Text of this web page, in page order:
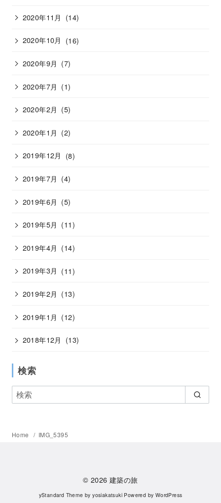
2020年11月 (14)
2020年10月 (16)
2020年9月 (7)
2020年7月 (1)
2020年2月 (5)
2020年1月 (2)
2019年12月 (8)
2019年7月 (4)
2019年6月 (5)
2019年5月 (11)
2019年4月 (14)
2019年3月 (11)
2019年2月 (13)
2019年1月 (12)
2018年12月 (13)
検索
Home IMG_5395
© 2026建築の旅
yStandard Theme byyosiakatsuki Powered by WordPress